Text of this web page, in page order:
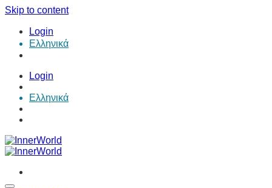
Skip to content
Login
Ελληνικά
Login
Ελληνικά